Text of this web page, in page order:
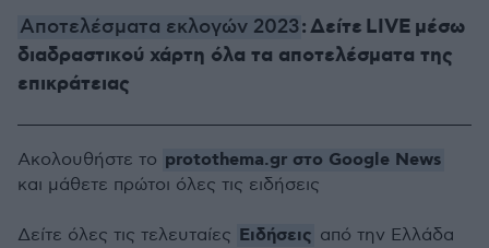
Αποτελέσματα εκλογών 2023: Δείτε LIVE μέσω
διαδραστικού χάρτη όλα τα αποτελέσματα της
επικράτειας
Ακολουθήστε το protothema.gr στο Google News
και μάθετε πρώτοι όλες τις ειδήσεις
Δείτε όλες τις τελευταίες Ειδήσεις από την Ελλάδα